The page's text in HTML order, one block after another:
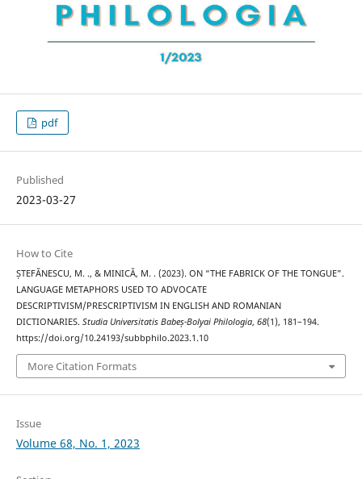
pdf
Published
2023-03-27
How to Cite
ȘTEFĂNESCU, M. ., & MINICĂ, M. . (2023). ON “THE FABRICK OF THE TONGUE”.
LANGUAGE METAPHORS USED TO ADVOCATE
DESCRIPTIVISM/PRESCRIPTIVISM IN ENGLISH AND ROMANIAN
DICTIONARIES. Studia Universitatis Babeș-Bolyai Philologia, 68(1), 181–194.
https://doi.org/10.24193/subbphilo.2023.1.10
More Citation Formats
Issue
Volume 68, No. 1, 2023